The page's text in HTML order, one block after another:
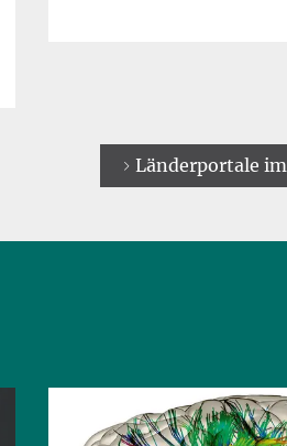
Länderportale